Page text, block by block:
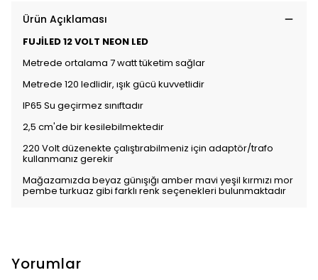
Ürün Açıklaması
FUJİLED 12 VOLT NEON LED
Metrede ortalama 7 watt tüketim sağlar
Metrede 120 ledlidir, ışık gücü kuvvetlidir
IP65 Su geçirmez sınıftadır
2,5 cm'de bir kesilebilmektedir
220 Volt düzenekte çalıştırabilmeniz için adaptör/trafo
kullanmanız gerekir
Mağazamızda beyaz günışığı amber mavi yeşil kırmızı mor
pembe turkuaz gibi farklı renk seçenekleri bulunmaktadır
Yorumlar